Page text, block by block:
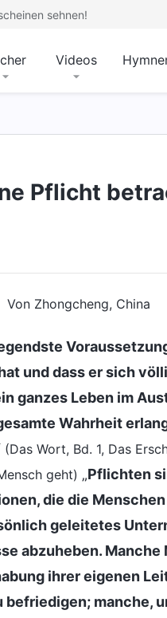
sehnen!
Videos
Pflicht
Von Zhongcheng, China
und dass er sich
ganzes Leben im
Wahrheit
(Das Wort, Bd. 1, Das
geht) „Pflichten
die die
geleitetes
abzuheben.
ihrer eigenen
manche,